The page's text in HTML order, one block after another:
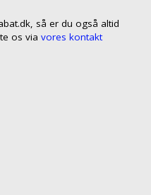
så er du også altid
os via vores kontakt